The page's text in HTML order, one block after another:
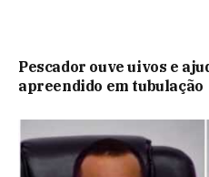
Pescador ouve uivos e
apreendido em tubulação